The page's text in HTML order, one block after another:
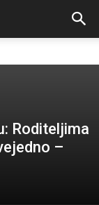
Roditeljima
–